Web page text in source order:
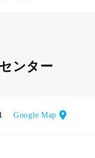
ンター
1 Google Map